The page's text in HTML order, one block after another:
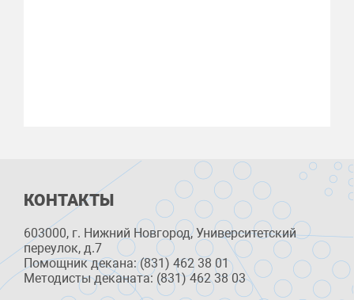
КОНТАКТЫ
603000, г. Нижний Новгород, Университетский
переулок, д.7
Помощник декана: (831) 462 38 01
Методисты деканата: (831) 462 38 03